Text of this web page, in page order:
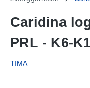
Caridina
PRL - K6-
TIMA